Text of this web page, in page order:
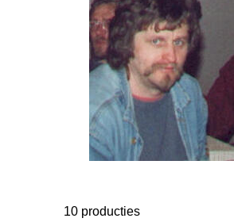
10 producties